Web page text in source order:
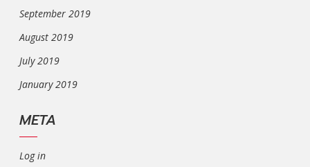
September 2019
August 2019
July 2019
January 2019
META
Log in